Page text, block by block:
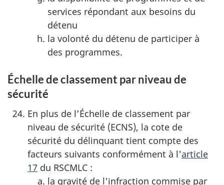
services répondant aux besoins du
détenu
la volonté du détenu de participer à
des programmes.
Échelle de classement par niveau de
sécurité
En plus de l’Échelle de classement par
niveau de sécurité (ECNS), la cote de
sécurité du délinquant tient compte des
facteurs suivants conformément à l'article
17 du RSCMLC :
la gravité de l'infraction commise par